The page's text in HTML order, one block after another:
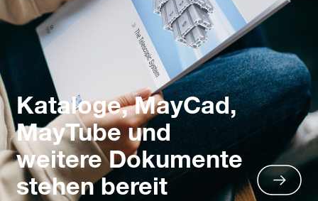
Kataloge, MayCad,
MayTube und
weitere Dokumente
stehen bereit